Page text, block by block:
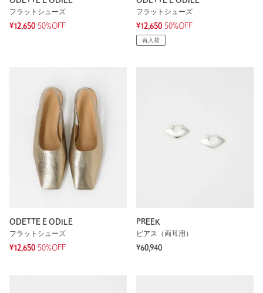
フラットシューズ
¥12,650 50%OFF
フラットシューズ
¥12,650 50%OFF
再入荷
ODETTE E ODILE
フラットシューズ
¥12,650 50%OFF
PREEK
ピアス（両耳用）
¥60,940